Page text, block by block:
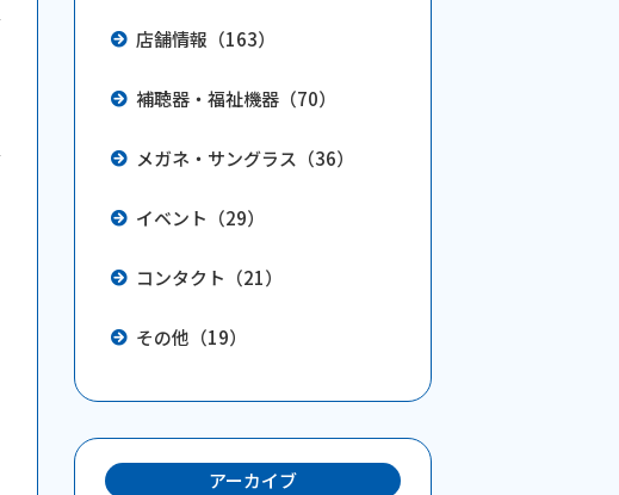
店舗情報（163）
補聴器・福祉機器（70）
メガネ・サングラス（36）
イベント（29）
コンタクト（21）
その他（19）
アーカイブ